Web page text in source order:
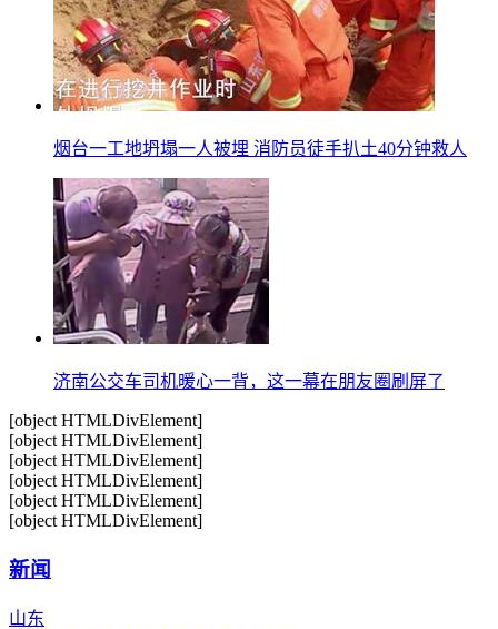
烟台一工地坍塌一人被埋 消防员徒手扒土40分钟救人
济南公交车司机暖心一背，这一幕在朋友圈刷屏了
[object HTMLDivElement]
[object HTMLDivElement]
[object HTMLDivElement]
[object HTMLDivElement]
[object HTMLDivElement]
[object HTMLDivElement]
新闻
山东